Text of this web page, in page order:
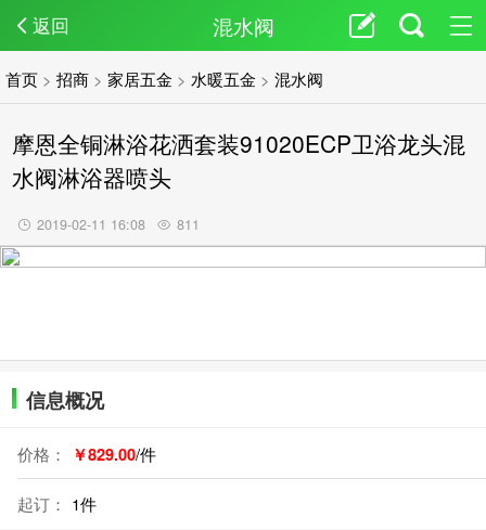
返回 混水阀
首页 >招商 >家居五金 >水暖五金 >混水阀
摩恩全铜淋浴花洒套装91020ECP卫浴龙头混
水阀淋浴器喷头
2019-02-11 16:08 811
信息概况
价格： ￥829.00/件
起订： 1件